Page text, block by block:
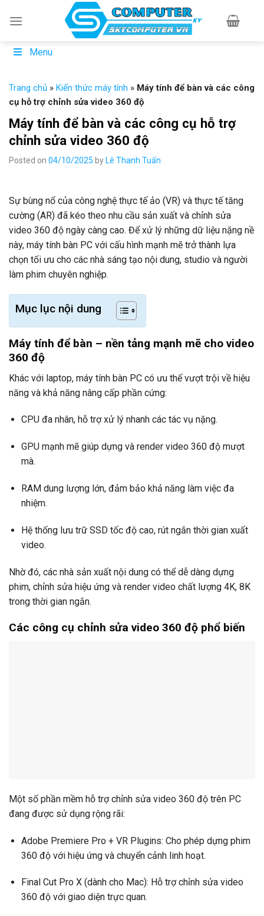
Menu
Trang chủ » Kiến thức máy tính » Máy tính để bàn và các công
cụ hỗ trợ chỉnh sửa video 360 độ
Máy tính để bàn và các công cụ hỗ trợ
chỉnh sửa video 360 độ
Posted on 04/10/2025 by Lê Thanh Tuấn
Sự bùng nổ của công nghệ thực tế ảo (VR) và thực tế tăng
cường (AR) đã kéo theo nhu cầu sản xuất và chỉnh sửa
video 360 độ ngày càng cao. Để xử lý những dữ liệu nặng nề
này, máy tính bàn PC với cấu hình mạnh mẽ trở thành lựa
chọn tối ưu cho các nhà sáng tạo nội dung, studio và người
làm phim chuyên nghiệp.
Mục lục nội dung
Máy tính để bàn – nền tảng mạnh mẽ cho video
360 độ
Khác với laptop, máy tính bàn PC có ưu thế vượt trội về hiệu
năng và khả năng nâng cấp phần cứng:
CPU đa nhân, hỗ trợ xử lý nhanh các tác vụ nặng.
GPU mạnh mẽ giúp dựng và render video 360 độ mượt
mà.
RAM dung lượng lớn, đảm bảo khả năng làm việc đa
nhiệm.
Hệ thống lưu trữ SSD tốc độ cao, rút ngắn thời gian xuất
video.
Nhờ đó, các nhà sản xuất nội dung có thể dễ dàng dựng
phim, chỉnh sửa hiệu ứng và render video chất lượng 4K, 8K
trong thời gian ngắn.
Các công cụ chỉnh sửa video 360 độ phổ biến
Một số phần mềm hỗ trợ chỉnh sửa video 360 độ trên PC
đang được sử dụng rộng rãi:
Adobe Premiere Pro + VR Plugins: Cho phép dựng phim
360 độ với hiệu ứng và chuyển cảnh linh hoạt.
Final Cut Pro X (dành cho Mac): Hỗ trợ chỉnh sửa video
360 độ với giao diện trực quan.